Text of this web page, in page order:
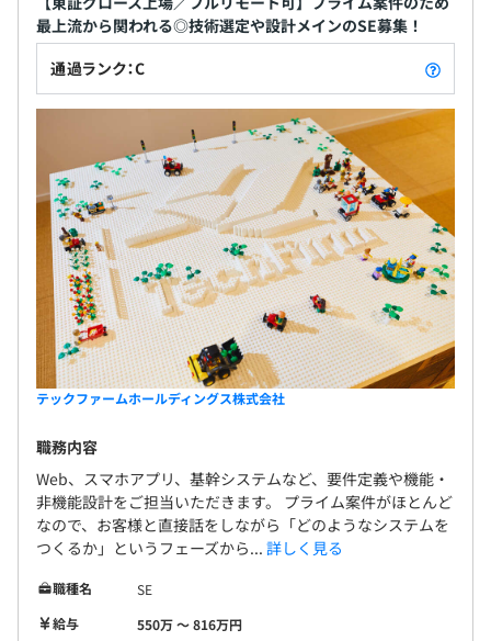
最上流から関われる◎技術選定や設計メインのSE募集！
通過ランク：C
テックファームホールディングス株式会社
職務内容
Web、スマホアプリ、基幹システムなど、要件定義や機能・
非機能設計をご担当いただきます。 プライム案件がほとんど
なので、お客様と直接話をしながら「どのようなシステムを
つくるか」というフェーズから... 詳しく見る
職種名
SE
給与
550万 〜 816万円